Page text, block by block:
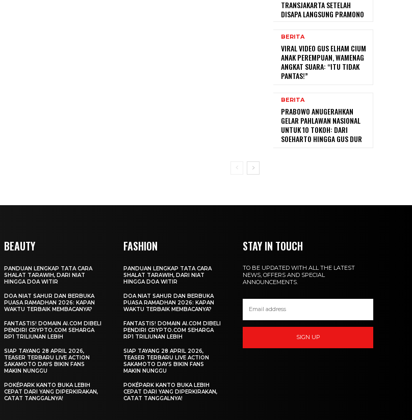
TRANSJAKARTA SETELAH
DISAPA LANGSUNG PRAMONO
BERITA
VIRAL VIDEO GUS ELHAM CIUM
ANAK PEREMPUAN, WAMENAG
ANGKAT SUARA: “ITU TIDAK
PANTAS!”
BERITA
PRABOWO ANUGERAHKAN
GELAR PAHLAWAN NASIONAL
UNTUK 10 TOKOH: DARI
SOEHARTO HINGGA GUS DUR
BEAUTY
PANDUAN LENGKAP TATA CARA
SHALAT TARAWIH, DARI NIAT
HINGGA DOA WITIR
DOA NIAT SAHUR DAN BERBUKA
PUASA RAMADHAN 2026: KAPAN
WAKTU TERBAIK MEMBACANYA?
FANTASTIS! DOMAIN AI.COM DIBELI
PENDIRI CRYPTO.COM SEHARGA
RP1 TRILIUNAN LEBIH
SIAP TAYANG 28 APRIL 2026,
TEASER TERBARU LIVE ACTION
SAKAMOTO DAYS BIKIN FANS
MAKIN NUNGGU
POKÉPARK KANTO BUKA LEBIH
CEPAT DARI YANG DIPERKIRAKAN,
CATAT TANGGALNYA!
FASHION
PANDUAN LENGKAP TATA CARA
SHALAT TARAWIH, DARI NIAT
HINGGA DOA WITIR
DOA NIAT SAHUR DAN BERBUKA
PUASA RAMADHAN 2026: KAPAN
WAKTU TERBAIK MEMBACANYA?
FANTASTIS! DOMAIN AI.COM DIBELI
PENDIRI CRYPTO.COM SEHARGA
RP1 TRILIUNAN LEBIH
SIAP TAYANG 28 APRIL 2026,
TEASER TERBARU LIVE ACTION
SAKAMOTO DAYS BIKIN FANS
MAKIN NUNGGU
POKÉPARK KANTO BUKA LEBIH
CEPAT DARI YANG DIPERKIRAKAN,
CATAT TANGGALNYA!
STAY IN TOUCH
TO BE UPDATED WITH ALL THE LATEST
NEWS, OFFERS AND SPECIAL
ANNOUNCEMENTS.
SIGN UP